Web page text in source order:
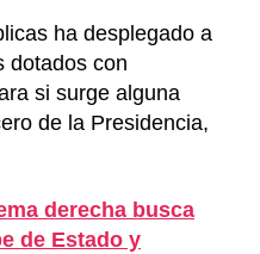
ha desplegado a
dotados con
si surge alguna
de la Presidencia,
derecha busca
de Estado y